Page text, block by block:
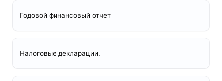
Годовой финансовый отчет.
Налоговые декларации.